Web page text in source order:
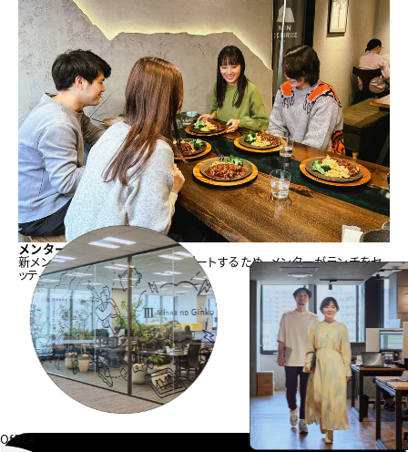
メンターランチ
新メンバーの人間関係構築をサポートするため、メンターがランチをセ
ッティングし、費用を会社負担します。
Office